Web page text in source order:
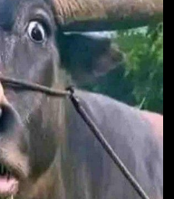
而就她而言，要達成
！ 據知情人士向
洛維尼亞提出新的
給自己……TMZ 推
是為兩人的兩個女